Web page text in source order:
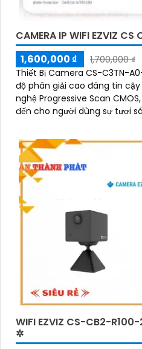
CAMERA IP WIFI EZVIZ CS
1,600,000 ₫
1,700,000 ₫
Thiết Bị Camera CS-C3TN-
độ phân giải cao đáng tin cậy và
nghệ Progressive Scan
đến cho người dùng sự tươi
WIFI EZVIZ CS-CB2-
✲